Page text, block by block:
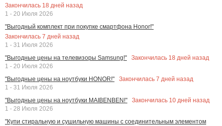
Закончилась 18 дней назад
1 - 20 Июля 2026
"Выгодный комплект при покупке смартфона Honor!"
Закончилась 7 дней назад
1 - 31 Июля 2026
"Выгодные цены на телевизоры Samsung!"
Закончилась 18 дней назад
1 - 20 Июля 2026
"Выгодные цены на ноутбуки HONOR!"
Закончилась 7 дней назад
1 - 31 Июля 2026
"Выгодные цены на ноутбуки MAIBENBEN!"
Закончилась 10 дней назад
1 - 28 Июля 2026
"Купи стиральную и сушильную машины с соединительным элементом